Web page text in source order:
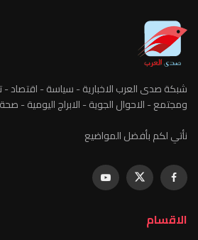
شبكة صدى العرب الاخبارية - سياسة - اقتصاد -
ومجتمع - الاحوال الجوية - الابراج اليومية -
نأتي لكم بأفضل المواضيع
الاقسام